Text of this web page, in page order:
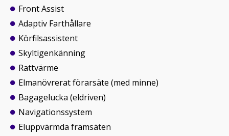
Front Assist
Adaptiv Farthållare
Körfilsassistent
Skyltigenkänning
Rattvärme
Elmanövrerat förarsäte (med minne)
Bagagelucka (eldriven)
Navigationssystem
Eluppvärmda framsäten